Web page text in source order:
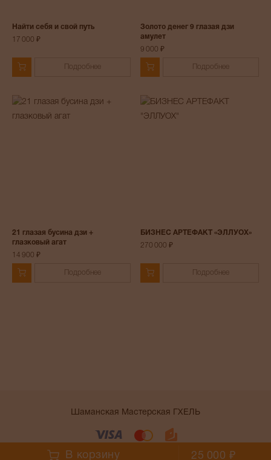
В корзину 25 000 ₽
Найти себя и свой путь
17 000 ₽
Подробнее
Золото денег 9 глазая дзи
амулет
9 000 ₽
Подробнее
21 глазая бусина дзи +
глазковый агат
14 900 ₽
Подробнее
БИЗНЕС АРТЕФАКТ «ЭЛЛУОХ»
270 000 ₽
Подробнее
Шаманская Мастерская ГХЕЛЬ
Условия работы сайта